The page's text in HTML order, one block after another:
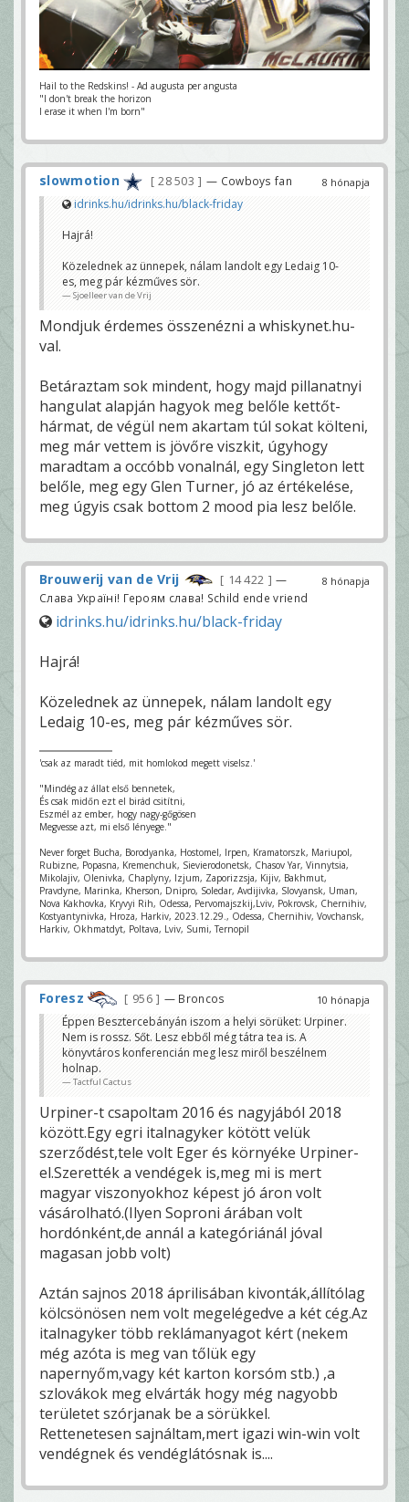
Hail to the Redskins! - Ad augusta per angusta
"I don't break the horizon
I erase it when I'm born"
8 hónapja
slowmotion 28 503 — Cowboys fan
idrinks.hu/idrinks.hu/black-friday
Hajrá!
Közelednek az ünnepek, nálam landolt egy Ledaig 10-
es, meg pár kézműves sör.
Sjoelleer van de Vrij
Mondjuk érdemes összenézni a whiskynet.hu-
val.
Betáraztam sok mindent, hogy majd pillanatnyi
hangulat alapján hagyok meg belőle kettőt-
hármat, de végül nem akartam túl sokat költeni,
meg már vettem is jövőre viszkit, úgyhogy
maradtam a occóbb vonalnál, egy Singleton lett
belőle, meg egy Glen Turner, jó az értékelése,
meg úgyis csak bottom 2 mood pia lesz belőle.
8 hónapja
Brouwerij van de Vrij 14 422
—
Слава Україні! Героям слава! Schild ende vriend
idrinks.hu/idrinks.hu/black-friday
Hajrá!
Közelednek az ünnepek, nálam landolt egy
Ledaig 10-es, meg pár kézműves sör.
'csak az maradt tiéd, mit homlokod megett viselsz.'
"Mindég az állat első bennetek,
És csak midőn ezt el birád csitítni,
Eszmél az ember, hogy nagy-gőgösen
Megvesse azt, mi első lényege."
Never forget Bucha, Borodyanka, Hostomel, Irpen, Kramatorszk, Mariupol,
Rubizne, Popasna, Kremenchuk, Sievierodonetsk, Chasov Yar, Vinnytsia,
Mikolajiv, Olenivka, Chaplyny, Izjum, Zaporizzsja, Kijiv, Bakhmut,
Pravdyne, Marinka, Kherson, Dnipro, Soledar, Avdijivka, Slovyansk, Uman,
Nova Kakhovka, Kryvyi Rih, Odessa, Pervomajszkij,Lviv, Pokrovsk, Chernihiv,
Kostyantynivka, Hroza, Harkiv, 2023.12.29., Odessa, Chernihiv, Vovchansk,
Harkiv, Okhmatdyt, Poltava, Lviv, Sumi, Ternopil
10 hónapja
Foresz 956 — Broncos
Éppen Besztercebányán iszom a helyi sörüket: Urpiner.
Nem is rossz. Sőt. Lesz ebből még tátra tea is. A
könyvtáros konferencián meg lesz miről beszélnem
holnap.
Tactful Cactus
Urpiner-t csapoltam 2016 és nagyjából 2018
között.Egy egri italnagyker kötött velük
szerződést,tele volt Eger és környéke Urpiner-
el.Szerették a vendégek is,meg mi is mert
magyar viszonyokhoz képest jó áron volt
vásárolható.(Ilyen Soproni árában volt
hordónként,de annál a kategóriánál jóval
magasan jobb volt)
Aztán sajnos 2018 áprilisában kivonták,állítólag
kölcsönösen nem volt megelégedve a két cég.Az
italnagyker több reklámanyagot kért (nekem
még azóta is meg van tőlük egy
napernyőm,vagy két karton korsóm stb.) ,a
szlovákok meg elvárták hogy még nagyobb
területet szórjanak be a sörükkel.
Rettenetesen sajnáltam,mert igazi win-win volt
vendégnek és vendéglátósnak is....